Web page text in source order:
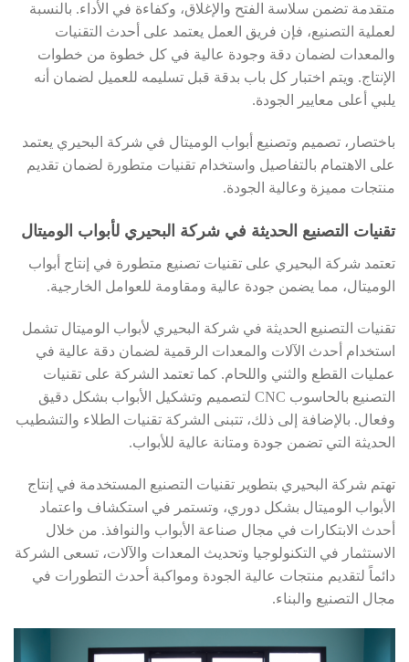
متقدمة تضمن سلاسة الفتح والإغلاق، وكفاءة في الأداء. بالنسبة
لعملية التصنيع، فإن فريق العمل يعتمد على أحدث التقنيات
والمعدات لضمان دقة وجودة عالية في كل خطوة من خطوات
الإنتاج. ويتم اختبار كل باب بدقة قبل تسليمه للعميل لضمان أنه
يلبي أعلى معايير الجودة.
باختصار، تصميم وتصنيع أبواب الوميتال في شركة البحيري يعتمد
على الاهتمام بالتفاصيل واستخدام تقنيات متطورة لضمان تقديم
منتجات مميزة وعالية الجودة.
تقنيات التصنيع الحديثة في شركة البحيري لأبواب الوميتال
تعتمد شركة البحيري على تقنيات تصنيع متطورة في إنتاج أبواب
الوميتال، مما يضمن جودة عالية ومقاومة للعوامل الخارجية.
تقنيات التصنيع الحديثة في شركة البحيري لأبواب الوميتال تشمل
استخدام أحدث الآلات والمعدات الرقمية لضمان دقة عالية في
عمليات القطع والثني واللحام. كما تعتمد الشركة على تقنيات
التصنيع بالحاسوب CNC لتصميم وتشكيل الأبواب بشكل دقيق
وفعال. بالإضافة إلى ذلك، تتبنى الشركة تقنيات الطلاء والتشطيب
الحديثة التي تضمن جودة ومتانة عالية للأبواب.
تهتم شركة البحيري بتطوير تقنيات التصنيع المستخدمة في إنتاج
الأبواب الوميتال بشكل دوري، وتستمر في استكشاف واعتماد
أحدث الابتكارات في مجال صناعة الأبواب والنوافذ. من خلال
الاستثمار في التكنولوجيا وتحديث المعدات والآلات، تسعى الشركة
دائماً لتقديم منتجات عالية الجودة ومواكبة أحدث التطورات في
مجال التصنيع والبناء.